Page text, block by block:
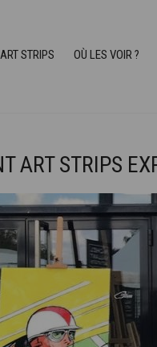
STRIPS OÙ LES VOIR ?
ART STRIPS